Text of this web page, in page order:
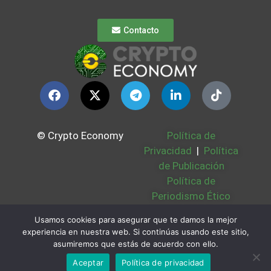
Contacto
© Crypto Economy
Política de
Privacidad | Política
de Publicación
Política de
Periodismo Ético
Bases Legales |
Partners | Sobre
Nosotros
Usamos cookies para asegurar que te damos la mejor
experiencia en nuestra web. Si continúas usando este sitio,
asumiremos que estás de acuerdo con ello.
Aceptar
Política de privacidad